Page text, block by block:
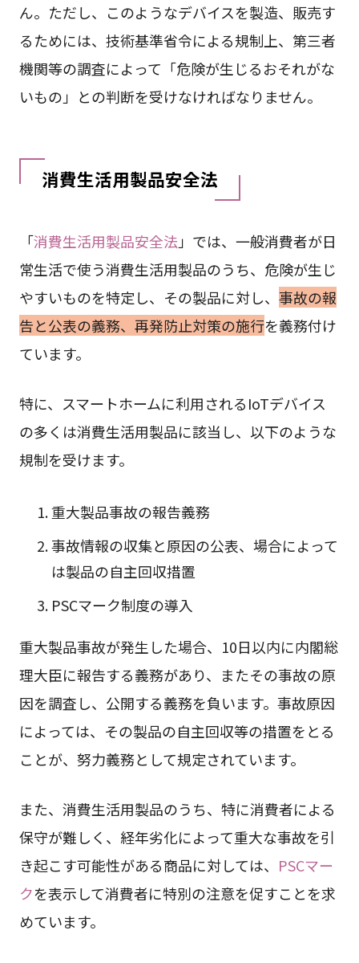
ん。ただし、このようなデバイスを製造、販売す
るためには、技術基準省令による規制上、第三者
機関等の調査によって「危険が生じるおそれがな
いもの」との判断を受けなければなりません。
消費生活用製品安全法
「消費生活用製品安全法 」では、一般消費者が日
常生活で使う消費生活用製品のうち、危険が生じ
やすいものを特定し、その製品に対し、 事故の報
告と公表の義務、再発防止対策の施行を義務付け
ています。
特に、スマートホームに利用されるIoTデバイス
の多くは消費生活用製品に該当し、以下のような
規制を受けます。
重大製品事故の報告義務
事故情報の収集と原因の公表、場合によって
は製品の自主回収措置
PSCマーク制度の導入
重大製品事故が発生した場合、10日以内に内閣総
理大臣に報告する義務があり、またその事故の原
因を調査し、公開する義務を負います。事故原因
によっては、その製品の自主回収等の措置をとる
ことが、努力義務として規定されています。
また、消費生活用製品のうち、特に消費者による
保守が難しく、経年劣化によって重大な事故を引
き起こす可能性がある商品に対しては、 PSCマー
クを表示して消費者に特別の注意を促すことを求
めています。